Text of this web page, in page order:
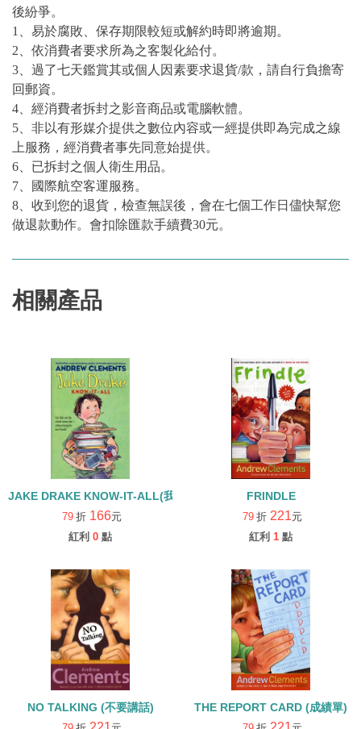
後紛爭。
1、易於腐敗、保存期限較短或解約時即將逾期。
2、依消費者要求所為之客製化給付。
3、過了七天鑑賞其或個人因素要求退貨/款，請自行負擔寄
回郵資。
4、經消費者拆封之影音商品或電腦軟體。
5、非以有形媒介提供之數位內容或一經提供即為完成之線
上服務，經消費者事先同意始提供。
6、已拆封之個人衛生用品。
7、國際航空客運服務。
8、收到您的退貨，檢查無誤後，會在七個工作日儘快幫您
做退款動作。會扣除匯款手續費30元。
相關產品
JAKE DRAKE KNOW-IT-ALL(我是傑克，超跩萬事通)
79 折 166元
紅利 0 點
FRINDLE
79 折 221元
紅利 1 點
NO TALKING (不要講話) THE REPORT CARD (成績單)